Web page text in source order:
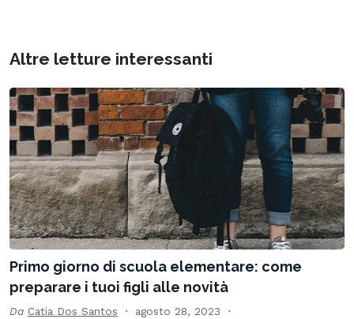
Altre letture interessanti
Primo giorno di scuola elementare: come
preparare i tuoi figli alle novità
Da Catia Dos Santos
agosto 28, 2023